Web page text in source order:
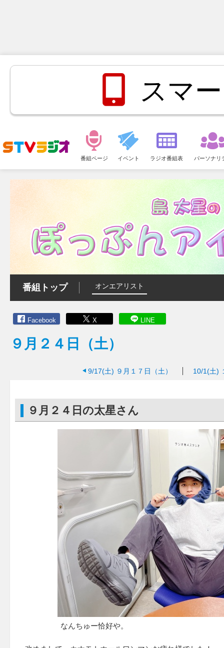
スマ
ュ
番組ページ イベント ラジオ番組表 パーソナリ
番組トップ オンエアリスト
Facebook X LINE
９月２４日（土）
9/17(土) ９月１７日（土） 10/1(土)
９月２４日の太星さん
なんちゅー恰好や。